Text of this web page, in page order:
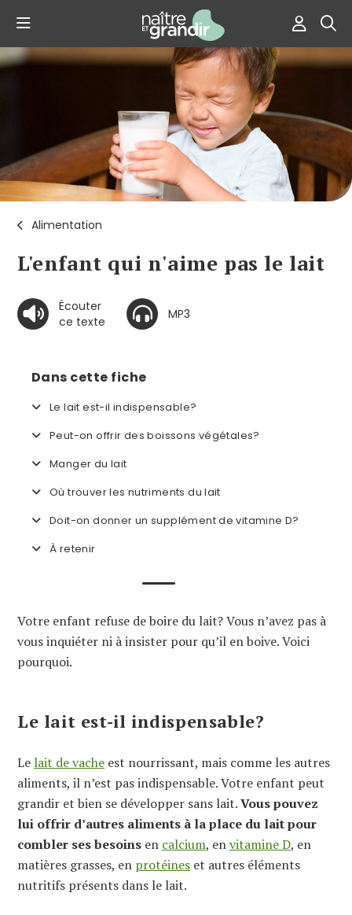
Alimentation
L'enfant qui n'aime pas le lait
Écouter
ce texte
MP3
Dans cette fiche
Le lait est-il indispensable?
Peut-on offrir des boissons végétales?
Manger du lait
Où trouver les nutriments du lait
Doit-on donner un supplément de vitamine D?
À retenir
Votre enfant refuse de boire du lait? Vous n’avez pas à
vous inquiéter ni à insister pour qu’il en boive. Voici
pourquoi.
Le lait est-il indispensable?
Le lait de vache est nourrissant, mais comme les autres
aliments, il n’est pas indispensable. Votre enfant peut
grandir et bien se développer sans lait.Vous pouvez
lui offrir d’autres aliments à la place du lait pour
combler ses besoins en calcium, envitamine D, en
matières grasses, en protéines et autres éléments
nutritifs présents dans le lait.